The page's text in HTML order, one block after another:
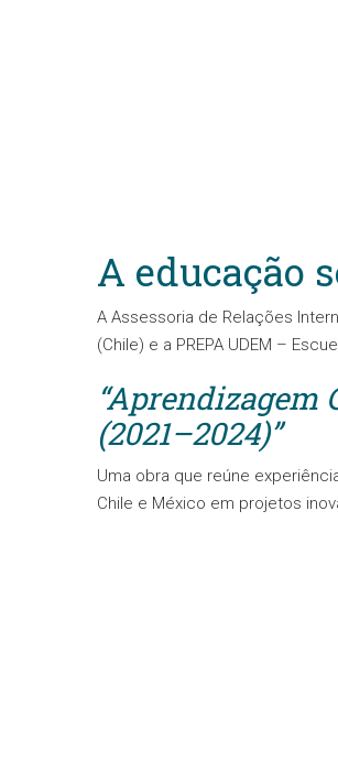
A educação
A Assessoria de Relações
(Chile) e a PREPA UDEM –
(2021–2024)”
Uma obra que reúne
Chile e México em projetos